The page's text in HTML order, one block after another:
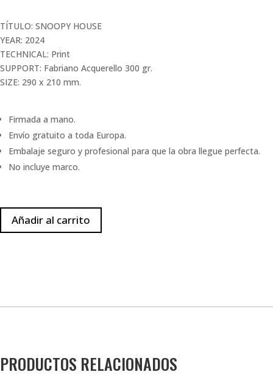
TÍTULO: SNOOPY HOUSE
YEAR: 2024
TECHNICAL: Print
SUPPORT: Fabriano Acquerello 300 gr.
SIZE: 290 x 210 mm.
Firmada a mano.
Envío gratuito a toda Europa.
Embalaje seguro y profesional para que la obra llegue perfecta.
No incluye marco.
Añadir al carrito
PRODUCTOS RELACIONADOS